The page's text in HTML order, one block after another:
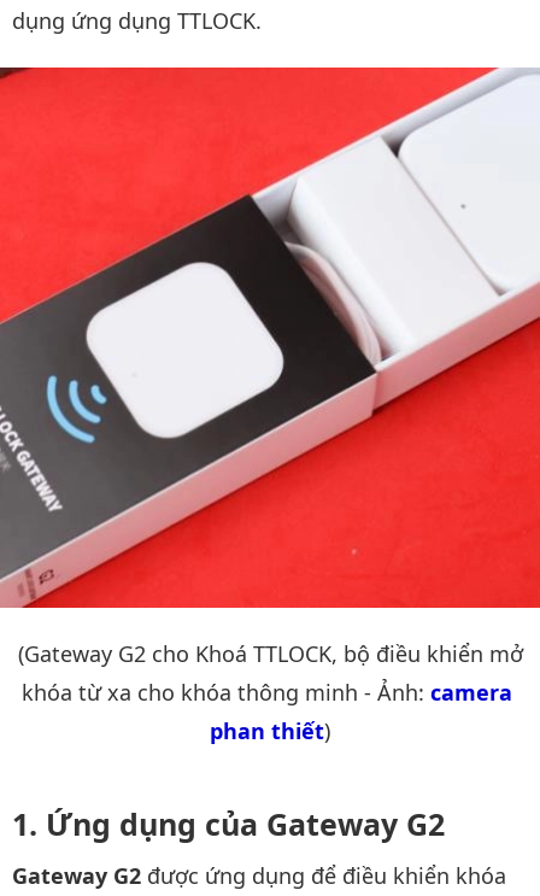
dụng ứng dụng TTLOCK.
(Gateway G2 cho Khoá TTLOCK, bộ điều khiển mở
khóa từ xa cho khóa thông minh - Ảnh: camera
phan thiết)
Ứng dụng của Gateway G2
Gateway G2 được ứng dụng để điều khiển khóa